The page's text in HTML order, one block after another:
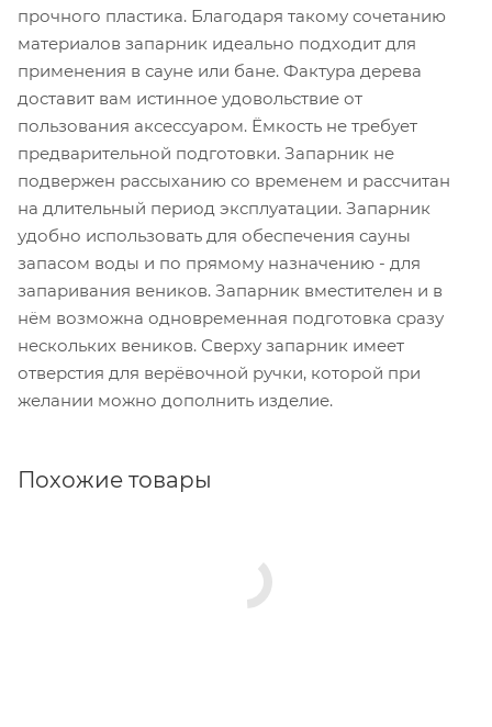
прочного пластика. Благодаря такому сочетанию
материалов запарник идеально подходит для
применения в сауне или бане. Фактура дерева
доставит вам истинное удовольствие от
пользования аксессуаром. Ёмкость не требует
предварительной подготовки. Запарник не
подвержен рассыханию со временем и рассчитан
на длительный период эксплуатации. Запарник
удобно использовать для обеспечения сауны
запасом воды и по прямому назначению - для
запаривания веников. Запарник вместителен и в
нём возможна одновременная подготовка сразу
нескольких веников. Сверху запарник имеет
отверстия для верёвочной ручки, которой при
желании можно дополнить изделие.
Похожие товары